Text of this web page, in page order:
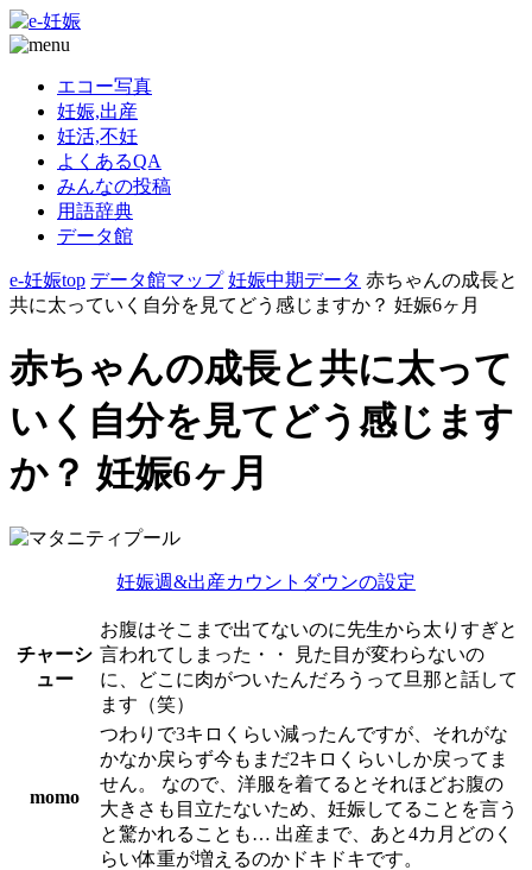
エコー写真
妊娠,出産
妊活,不妊
よくあるQA
みんなの投稿
用語辞典
データ館
e-妊娠top データ館マップ 妊娠中期データ 赤ちゃんの成長と
共に太っていく自分を見てどう感じますか？ 妊娠6ヶ月
赤ちゃんの成長と共に太って
いく自分を見てどう感じます
か？ 妊娠6ヶ月
妊娠週&出産カウントダウンの設定
チャーシ
ュー
お腹はそこまで出てないのに先生から太りすぎと
言われてしまった・・ 見た目が変わらないの
に、どこに肉がついたんだろうって旦那と話して
ます（笑）
momo
つわりで3キロくらい減ったんですが、それがな
かなか戻らず今もまだ2キロくらいしか戻ってま
せん。 なので、洋服を着てるとそれほどお腹の
大きさも目立たないため、妊娠してることを言う
と驚かれることも… 出産まで、あと4カ月どのく
らい体重が増えるのかドキドキです。